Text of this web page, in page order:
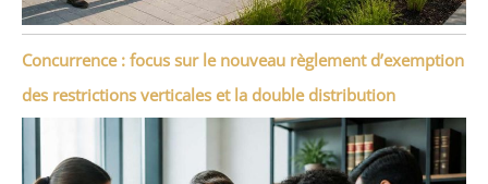
Concurrence : focus sur le nouveau règlement d’exemption
des restrictions verticales et la double distribution